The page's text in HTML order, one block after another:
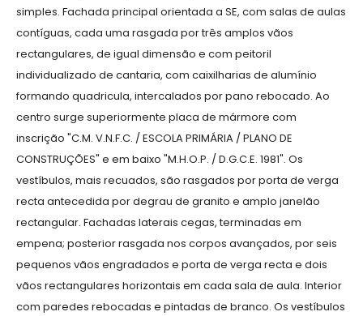
simples. Fachada principal orientada a SE, com salas de aulas
contíguas, cada uma rasgada por três amplos vãos
rectangulares, de igual dimensão e com peitoril
individualizado de cantaria, com caixilharias de alumínio
formando quadricula, intercalados por pano rebocado. Ao
centro surge superiormente placa de mármore com
inscrição "C.M. V.N.F.C. / ESCOLA PRIMÁRIA / PLANO DE
CONSTRUÇÕES" e em baixo "M.H.O.P. / D.G.C.E. 1981". Os
vestíbulos, mais recuados, são rasgados por porta de verga
recta antecedida por degrau de granito e amplo janelão
rectangular. Fachadas laterais cegas, terminadas em
empena; posterior rasgada nos corpos avançados, por seis
pequenos vãos engradados e porta de verga recta e dois
vãos rectangulares horizontais em cada sala de aula. Interior
com paredes rebocadas e pintadas de branco. Os vestíbulos